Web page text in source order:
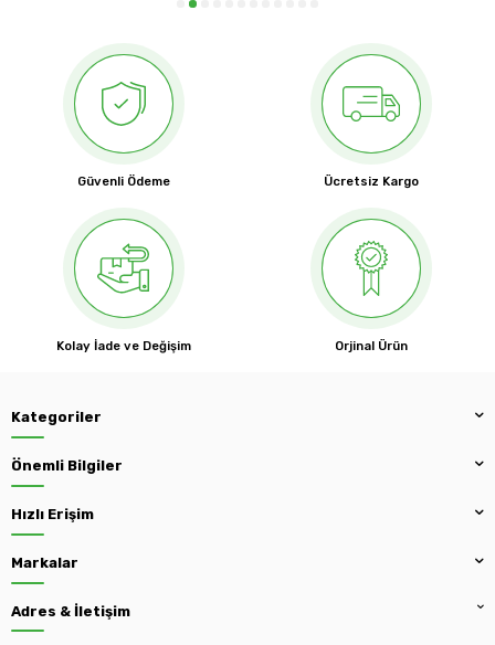
Güvenli Ödeme Ücretsiz Kargo
Kolay İade ve Değişim Orjinal Ürün
Kategoriler
Önemli Bilgiler
Hızlı Erişim
Markalar
Adres & İletişim